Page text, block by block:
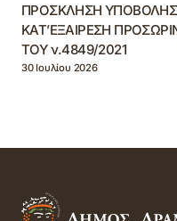
ΠΡΟΣΚΛΗΣΗ
ΚΑΤ’ΕΞΑΙΡΕΣΗ
ΤΟΥ ν.4849/2021 &
30 Ιουλίου 2026